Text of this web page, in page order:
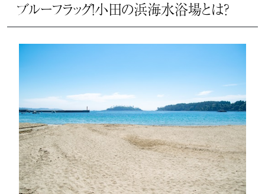
ブルーフラッグ！小田の浜海水浴場とは？